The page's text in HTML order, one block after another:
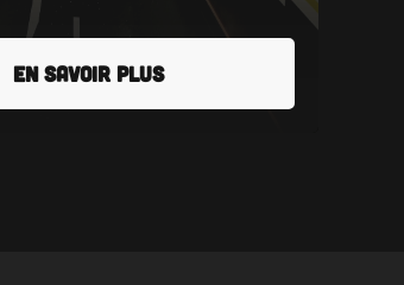
EN SAVOIR PLUS